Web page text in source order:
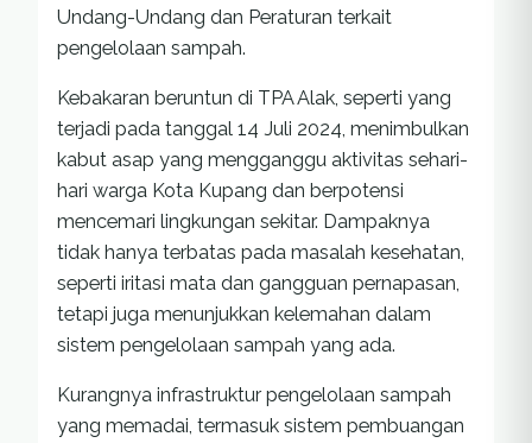
Undang-Undang dan Peraturan terkait
pengelolaan sampah.
Kebakaran beruntun di TPA Alak, seperti yang
terjadi pada tanggal 14 Juli 2024, menimbulkan
kabut asap yang mengganggu aktivitas sehari-
hari warga Kota Kupang dan berpotensi
mencemari lingkungan sekitar. Dampaknya
tidak hanya terbatas pada masalah kesehatan,
seperti iritasi mata dan gangguan pernapasan,
tetapi juga menunjukkan kelemahan dalam
sistem pengelolaan sampah yang ada.
Kurangnya infrastruktur pengelolaan sampah
yang memadai, termasuk sistem pembuangan